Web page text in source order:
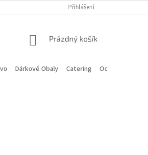
HODNOCENÍ OBCHODU
Přihlášení
NÁKUPNÍ
Prázdný košík
Dárkové Obaly Catering
Odstoupení od